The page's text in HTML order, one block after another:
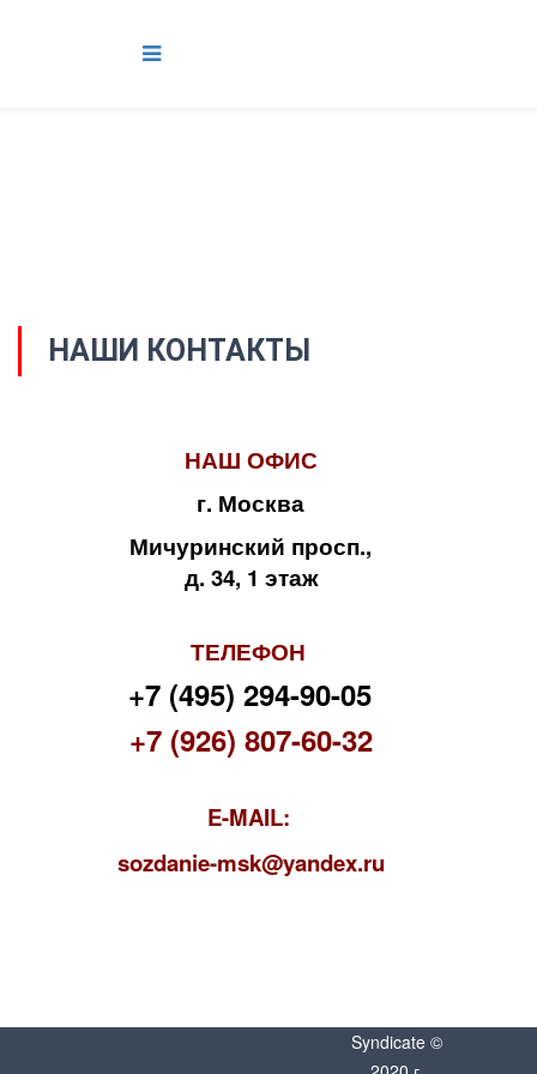
НАШИ КОНТАКТЫ
НАШ ОФИС
г. Москва
Мичуринский просп.,
д. 34, 1 этаж
ТЕЛЕФОН
+7 (495) 294-90-05
+7 (926) 807-60-32
E-MAIL:
sozdanie-msk@yandex.ru
Syndicate ©